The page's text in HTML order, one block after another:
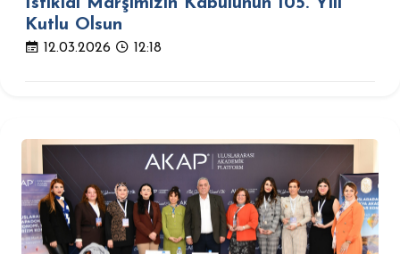
İstiklal Marşımızın Kabülünün 105. Yılı
Kutlu Olsun
12.03.2026 12:18